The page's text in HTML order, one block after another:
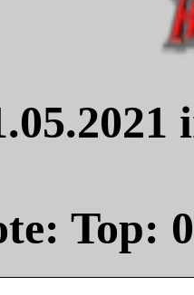
Top: 0